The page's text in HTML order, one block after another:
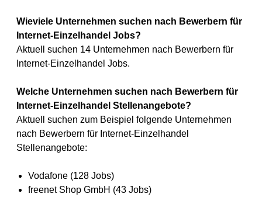
Wieviele Unternehmen suchen nach Bewerbern für
Internet-Einzelhandel Jobs?
Aktuell suchen 14 Unternehmen nach Bewerbern für
Internet-Einzelhandel Jobs.
Welche Unternehmen suchen nach Bewerbern für
Internet-Einzelhandel Stellenangebote?
Aktuell suchen zum Beispiel folgende Unternehmen
nach Bewerbern für Internet-Einzelhandel
Stellenangebote:
Vodafone (128 Jobs)
freenet Shop GmbH (43 Jobs)